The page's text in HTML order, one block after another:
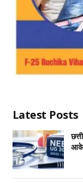
Latest Posts